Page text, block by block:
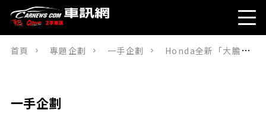
首頁 專題企劃 一手企劃 Honda全新「大膽車頭」SUV公開！ 也有搭載2.0升「直4」引擎車型＆採用超大水箱護罩！ 搭載全新厲害技術的「Breeze」於中國登場
一手企劃